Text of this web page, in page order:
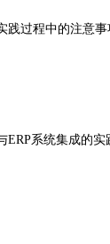
践过程中的注意事
ERP系统集成的